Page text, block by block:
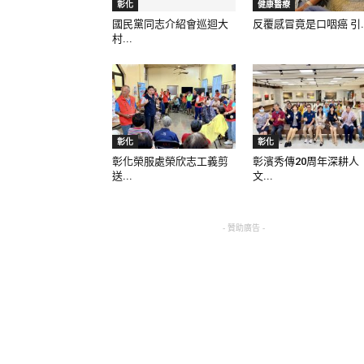
彰化
國民黨同志介紹會巡迴大
村...
健康醫療
反覆感冒竟是口咽癌 引
彰化
彰化榮服處榮欣志工義剪
送...
彰化
彰濱秀傳20周年深耕人
文...
- 贊助廣告 -